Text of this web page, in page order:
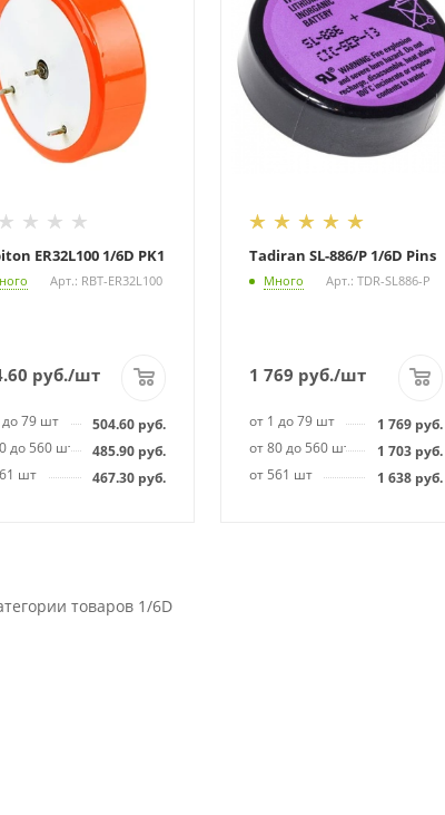
ER32L100 1/6D PK1
Арт.: RBT-ER32L100
руб./шт
до 79 шт 504.60 руб.
до 560 шт
485.90 руб.
шт
467.30 руб.
Tadiran SL-886/P 1/6D Pins
Много Арт.: TDR-SL886-P
1 769 руб./шт
от 1 до 79 шт 1 769руб.
от 80 до 560 шт
1 703руб.
от 561 шт
1 638руб.
товаров 1/6D